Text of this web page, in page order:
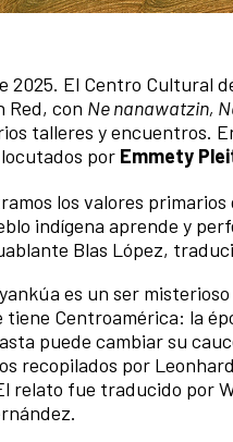
2025. El Centro Cultural
Red, con Ne nanawatzin,
talleres y encuentros.
locutados por Emmety
los valores
indígena aprende y
Blas López,
es un ser
Centroamérica: la
puede cambiar su
recopilados por
relato fue traducido por